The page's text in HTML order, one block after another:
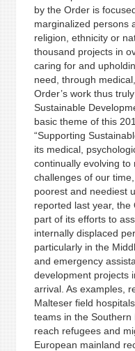
by the Order is
marginalized persons
religion, ethnicity or
thousand projects in
caring for and
need, through
Order’s work thus
Sustainable
basic theme of this
“Supporting
its medical,
continually evolving to
challenges of our
poorest and neediest
reported last year,
part of its efforts to
internally displaced
particularly in the
and emergency
development projects
arrival. As examples,
Malteser field
teams in the
reach refugees and
European mainland